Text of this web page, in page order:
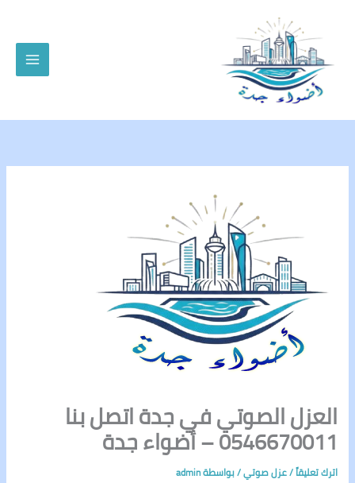
المحتوى
العزل الصوتي في جدة اتصل بنا
0546670011 – أضواء جدة
اترك تعليقاً/عزل صوتي/ بواسطةadmin